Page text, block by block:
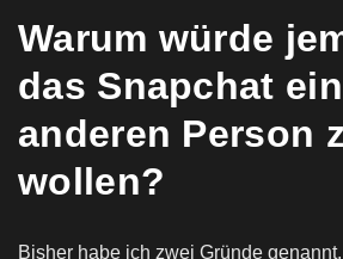
Warum würde
das Snapchat
anderen Person
wollen?
Bisher habe ich zwei Gründe